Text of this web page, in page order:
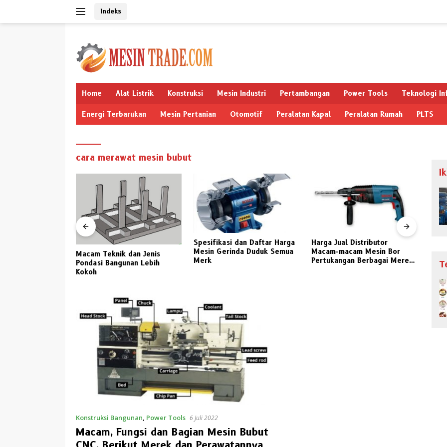
Indeks
Home Alat Listrik Konstruksi Mesin Industri Pertambangan Power Tools Teknologi
Energi Terbarukan Mesin Pertanian Otomotif Peralatan Kapal Peralatan Rumah PLTS
cara merawat mesin bubut
Macam Teknik dan Jenis
Pondasi Bangunan Lebih
Kokoh
Spesifikasi dan Daftar Harga
Mesin Gerinda Duduk Semua
Merk
Harga Jual Distributor
Macam-macam Mesin Bor
Pertukangan Berbagai Merek
Konstruksi Bangunan, Power Tools 6 Juli 2022
Macam, Fungsi dan Bagian Mesin Bubut